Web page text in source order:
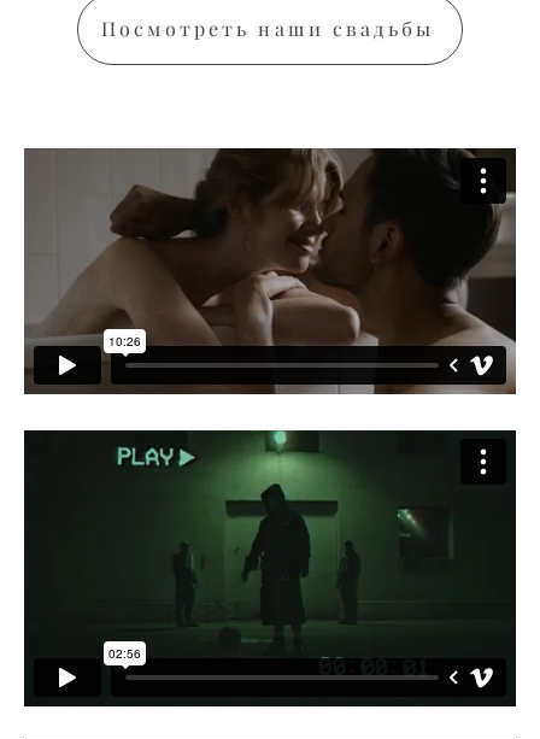
Посмотреть наши свадьбы